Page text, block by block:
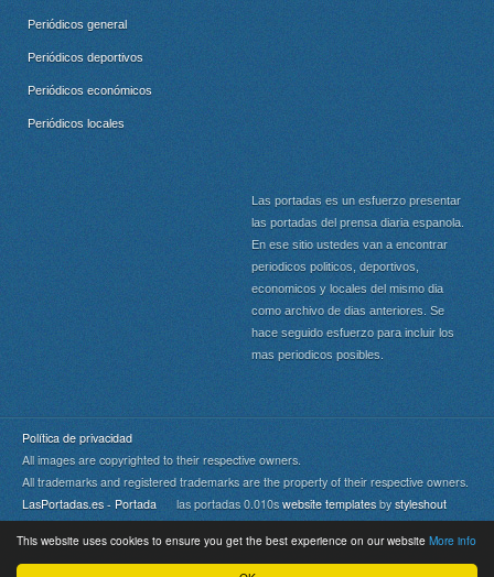
This website uses cookies to ensure you get the best experience on our website More info
Periódicos general
Periódicos deportivos
Periódicos económicos
Periódicos locales
Las portadas es un esfuerzo presentar
las portadas del prensa diaria espanola.
En ese sitio ustedes van a encontrar
periodicos politicos, deportivos,
economicos y locales del mismo dia
como archivo de dias anteriores. Se
hace seguido esfuerzo para incluir los
mas periodicos posibles.
Política de privacidad
All images are copyrighted to their respective owners.
All trademarks and registered trademarks are the property of their respective owners.
LasPortadas.es - Portada las portadas 0.010s website templates by styleshout